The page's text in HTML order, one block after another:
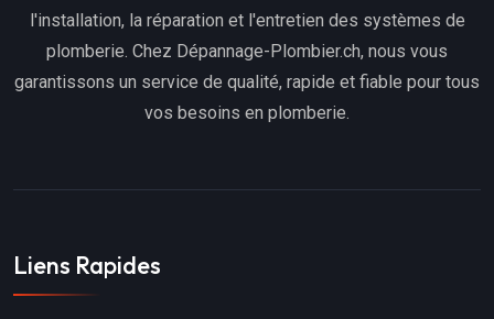
l'installation, la réparation et l'entretien des systèmes de
plomberie. Chez Dépannage-Plombier.ch, nous vous
garantissons un service de qualité, rapide et fiable pour tous
vos besoins en plomberie.
Liens Rapides